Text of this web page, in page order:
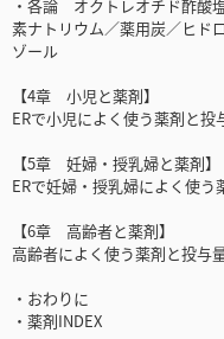
・各論 オクトレオチド酢酸
素ナトリウム／薬用炭／ヒド
ゾール
【4章 小児と薬剤】
ERで小児によく使う薬剤と投
【5章 妊婦・授乳婦と薬剤】
ERで妊婦・授乳婦によく使
【6章 高齢者と薬剤】
高齢者によく使う薬剤と投与
・おわりに
・薬剤INDEX